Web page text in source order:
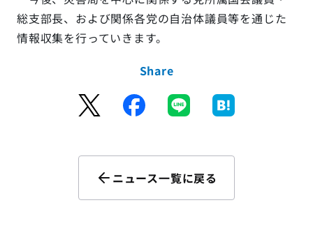
総支部長、および関係各党の自治体議員等を通じた
情報収集を行っていきます。
Share
ニュース一覧に戻る